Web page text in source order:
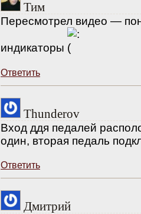
Тим
Пересмотрел видео —
индикаторы
Ответить
Thunderov
Вход ддя педалей
один, вторая педаль
Ответить
Дмитрий